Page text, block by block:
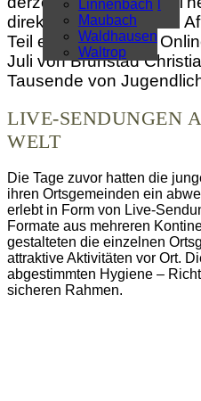
Überregional
Alle Artikel
Linnenbach
Maubach
Waldhausen
Waltrop
direkt aus dem Herzen
Teil eines 3-tägigen
Juli von Brunstad
Tausende von
LIVE-SENDUNGEN
WELT
Die Tage zuvor hatten die
ihren Ortsgemeinden ein
erlebt in Form von Live-
Formate aus mehreren
gestalteten die einzelnen
attraktive Aktivitäten vor Ort.
abgestimmten Hygiene –
sicheren Rahmen.